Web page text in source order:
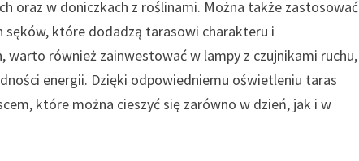
oraz w doniczkach z roślinami. Można także zastosować
które dodadzą tarasowi charakteru i
również zainwestować w lampy z czujnikami ruchu,
energii. Dzięki odpowiedniemu oświetleniu taras
które można cieszyć się zarówno w dzień, jak i w